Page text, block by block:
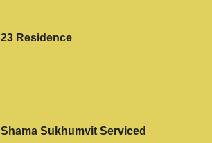
23 Residence
Shama Sukhumvit Serviced